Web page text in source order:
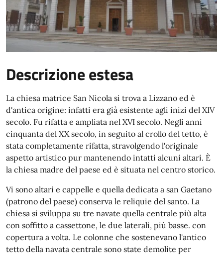
Descrizione estesa
La chiesa matrice San Nicola si trova a Lizzano ed è
d'antica origine: infatti era già esistente agli inizi del XIV
secolo. Fu rifatta e ampliata nel XVI secolo. Negli anni
cinquanta del XX secolo, in seguito al crollo del tetto, è
stata completamente rifatta, stravolgendo l'originale
aspetto artistico pur mantenendo intatti alcuni altari. È
la chiesa madre del paese ed è situata nel centro storico.
Vi sono altari e cappelle e quella dedicata a san Gaetano
(patrono del paese) conserva le reliquie del santo. La
chiesa si sviluppa su tre navate quella centrale più alta
con soffitto a cassettone, le due laterali, più basse. con
copertura a volta. Le colonne che sostenevano l'antico
tetto della navata centrale sono state demolite per